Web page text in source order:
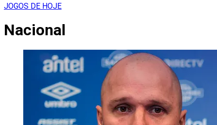
JOGOS DE HOJE
Nacional